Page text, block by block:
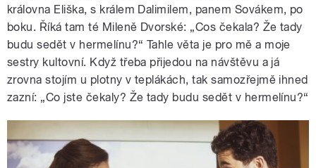
královna Eliška, s králem Dalimilem, panem Sovákem, po
boku. Říká tam té Mileně Dvorské: „Cos čekala? Že tady
budu sedět v hermelínu?“ Tahle věta je pro mě a moje
sestry kultovní. Když třeba přijedou na návštěvu a já
zrovna stojím u plotny v teplákách, tak samozřejmě ihned
zazní: „Co jste čekaly? Že tady budu sedět v hermelínu?“